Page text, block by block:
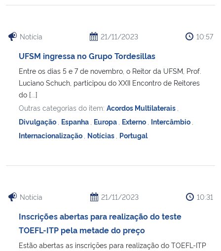
Notícia 21/11/2023 10:57
UFSM ingressa no Grupo Tordesillas
Entre os dias 5 e 7 de novembro, o Reitor da UFSM, Prof.
Luciano Schuch, participou do XXII Encontro de Reitores
do [...]
Outras categorias do item: Acordos Multilaterais
Divulgação Espanha Europa Externo Intercâmbio
Internacionalização Notícias Portugal
Notícia 21/11/2023 10:31
Inscrições abertas para realização do teste
TOEFL-ITP pela metade do preço
Estão abertas as inscrições para realização do TOEFL-ITP